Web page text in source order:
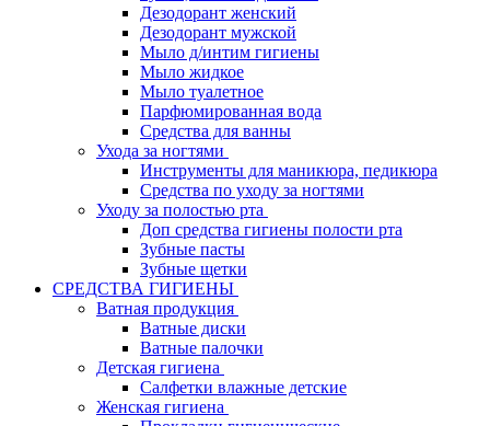
Дезодорант женский
Дезодорант мужской
Мыло д/интим гигиены
Мыло жидкое
Мыло туалетное
Парфюмированная вода
Средства для ванны
Ухода за ногтями
Инструменты для маникюра, педикюра
Средства по уходу за ногтями
Уходу за полостью рта
Доп средства гигиены полости рта
Зубные пасты
Зубные щетки
СРЕДСТВА ГИГИЕНЫ
Ватная продукция
Ватные диски
Ватные палочки
Детская гигиена
Салфетки влажные детские
Женская гигиена